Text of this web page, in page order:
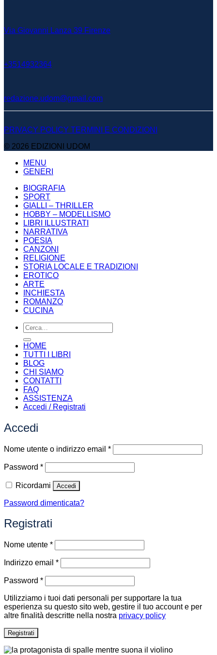
Via Giovanni Lanza 39 Firenze
+3514932364
redazione.udom@gmail.com
PRIVACY POLICY TERMINI E CONDIZIONI
© 2026 EDIZIONI UDOM
MENU
GENERI
BIOGRAFIA
SPORT
GIALLI – THRILLER
HOBBY – MODELLISMO
LIBRI ILLUSTRATI
NARRATIVA
POESIA
CANZONI
RELIGIONE
STORIA LOCALE E TRADIZIONI
EROTICO
ARTE
INCHIESTA
ROMANZO
CUCINA
Cerca:
HOME
TUTTI I LIBRI
BLOG
CHI SIAMO
CONTATTI
FAQ
ASSISTENZA
Accedi / Registrati
Accedi
Nome utente o indirizzo email *Richiesto
Password *Richiesto
Ricordami Accedi
Password dimenticata?
Registrati
Nome utente *Richiesto
Indirizzo email *Richiesto
Password *Richiesto
Utilizziamo i tuoi dati personali per supportare la tua
esperienza su questo sito web, gestire il tuo account e per
altre finalità descritte nella nostra privacy policy
Registrati